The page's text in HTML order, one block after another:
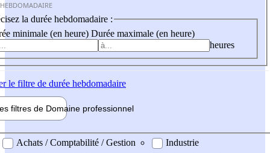
la durée hebdomadaire :
minimale (en heure) Durée maximale (en heure)
heures
le filtre de durée hebdomadaire
filtres de Domaine professionnel
professionel
Achats / Comptabilité / Gestion
Industrie